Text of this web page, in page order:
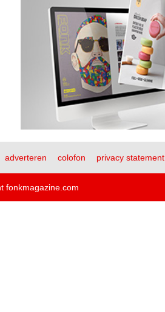
adverteren colofon privacy statement
fonkmagazine.com